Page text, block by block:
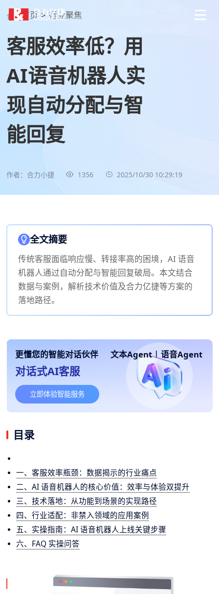
首页 > 行业聚焦
客服效率低？用
AI语音机器人实
现自动分配与智
能回复
作者：合力小捷 1356 2025/10/30 10:29:19
全文摘要
传统客服面临响应慢、转接率高的困境，AI 语音
机器人通过自动分配与智能回复破局。本文结合
数据与案例，解析技术价值及合力亿捷等方案的
落地路径。
更懂您的智能对话伙伴 文本Agent | 语音Agent
对话式AI客服
立即体验智能服务
目录
一、客服效率瓶颈：数据揭示的行业痛点
二、AI 语音机器人的核心价值：效率与体验双提升
三、技术落地：从功能到场景的实现路径
四、行业适配：非禁入领域的应用案例
五、实操指南：AI 语音机器人上线关键步骤
六、FAQ 实操问答